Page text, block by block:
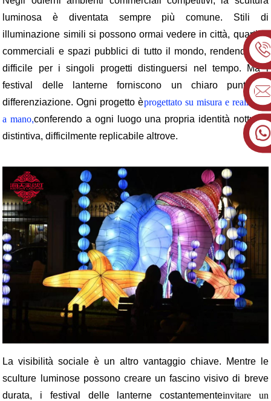
luminosa è diventata sempre più comune. Stili di
illuminazione simili si possono ormai vedere in città, quartieri
commerciali e spazi pubblici di tutto il mondo, rendendo più
difficile per i singoli progetti distinguersi nel tempo. Ma i
festival delle lanterne forniscono un chiaro punto di
differenziazione. Ogni progetto èprogettato su misura e realizzato
a mano,conferendo a ogni luogo una propria identità notturna
distintiva, difficilmente replicabile altrove.
La visibilità sociale è un altro vantaggio chiave. Mentre le
sculture luminose possono creare un fascino visivo di breve
durata, i festival delle lanterne costantementeinvitare un